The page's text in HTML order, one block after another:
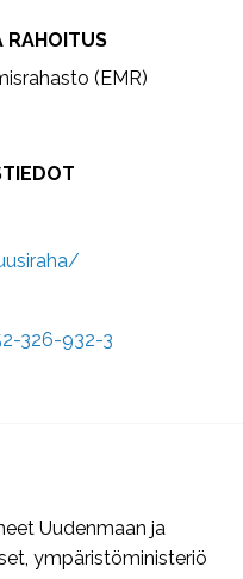
RAHOITUS
(EMR)
326-932-3
Uudenmaan ja
ympäristöministeriö